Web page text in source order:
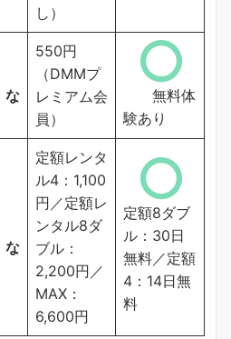
し）
550円
（DMMプ
レミアム会
員）
無料体
験あり
定額レンタ
ル4：1,100
円／定額レ
ンタル8ダ
ブル：
2,200円／
MAX：
6,600円
定額8ダブ
ル：30日
無料／定額
4：14日無
料